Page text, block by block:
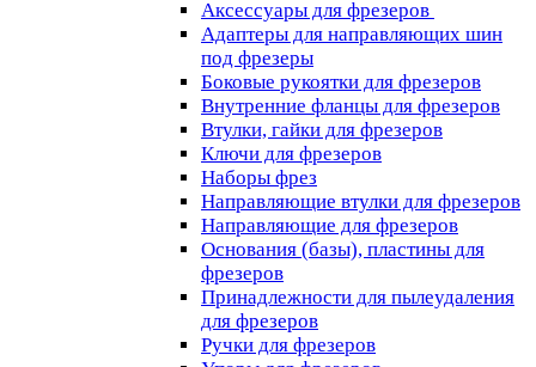
Аксессуары для фрезеров
Адаптеры для направляющих шин
под фрезеры
Боковые рукоятки для фрезеров
Внутренние фланцы для фрезеров
Втулки, гайки для фрезеров
Ключи для фрезеров
Наборы фрез
Направляющие втулки для фрезеров
Направляющие для фрезеров
Основания (базы), пластины для
фрезеров
Принадлежности для пылеудаления
для фрезеров
Ручки для фрезеров